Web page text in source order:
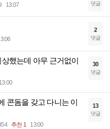
13:07 댓글
2
댓글
했는데 아무 근거없이
13:00
30
댓글
콘돔을 갖고 다니는 이
추천 1 13:00
13
댓글